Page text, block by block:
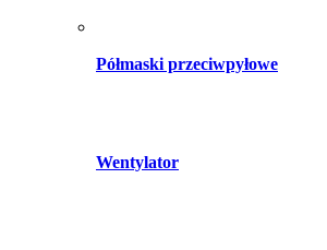
Półmaski przeciwpyłowe
Wentylator